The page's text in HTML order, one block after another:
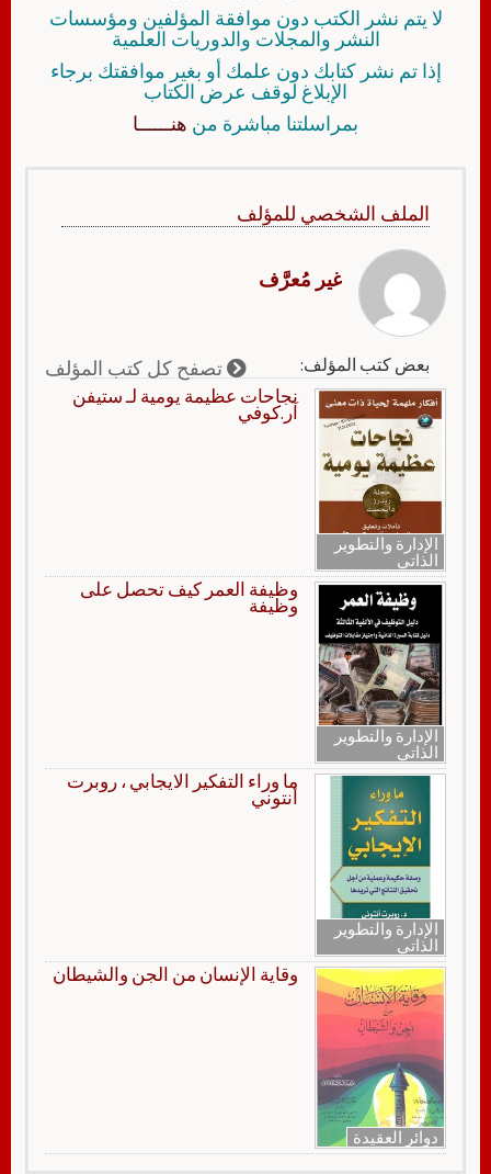
لا يتم نشر الكتب دون موافقة المؤلفين ومؤسسات
النشر والمجلات والدوريات العلمية
إذا تم نشر كتابك دون علمك أو بغير موافقتك برجاء
الإبلاغ لوقف عرض الكتاب
بمراسلتنا مباشرة من هنــــــا
الملف الشخصي للمؤلف
غير مُعرَّف
بعض كتب المؤلف: تصفح كل كتب المؤلف
الإدارة والتطوير
الذاتي
نجاحات عظيمة يومية لـ ستيفن
آر.كوفي
الإدارة والتطوير
الذاتي
وظيفة العمر كيف تحصل على
وظيفة
الإدارة والتطوير
الذاتي
ما وراء التفكير الايجابي ، روبرت
أنتوني
دوائر العقيدة
وقاية الإنسان من الجن والشيطان